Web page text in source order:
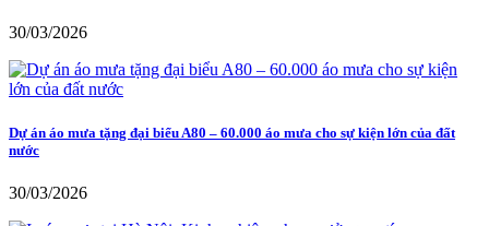
30/03/2026
Dự án áo mưa tặng đại biểu A80 – 60.000 áo mưa cho sự kiện lớn của đất
nước
30/03/2026